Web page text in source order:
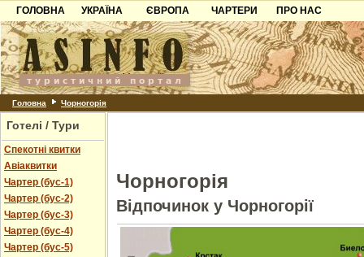
ГОЛОВНА
УКРАЇНА
Карпати
Азов
Причорноморря
Шацьк
ЄВРОПА
Чорногорія
Хорватія
Болгарія
ЧАРТЕРИ
ПРО НАС
Контакти
Партнерам
Додати готель
Головна Чорногорія
Готелі / Тури
Спекотні квитки
Авіаквитки
Чартер (бус-1)
Чартер (бус-2)
Чартер (бус-3)
Чартер (бус-4)
Чартер (бус-5)
Чорногорія
Відпочинок у Чорногорії